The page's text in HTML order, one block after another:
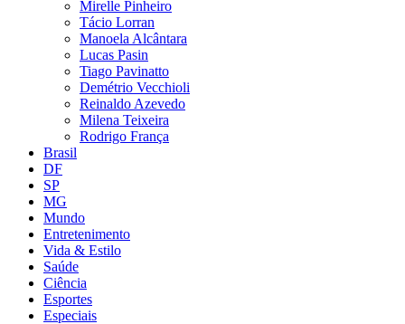
Mirelle Pinheiro
Tácio Lorran
Manoela Alcântara
Lucas Pasin
Tiago Pavinatto
Demétrio Vecchioli
Reinaldo Azevedo
Milena Teixeira
Rodrigo França
Brasil
DF
SP
MG
Mundo
Entretenimento
Vida & Estilo
Saúde
Ciência
Esportes
Especiais